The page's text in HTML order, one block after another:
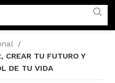
CREAR TU FUTURO Y
DE TU VIDA